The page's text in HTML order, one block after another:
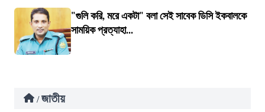
"গুলি করি, মরে একটা" বলা সেই সাবেক ডিসি ইকবালকে
সাময়িক প্রত্যাহা...
/ জাতীয়